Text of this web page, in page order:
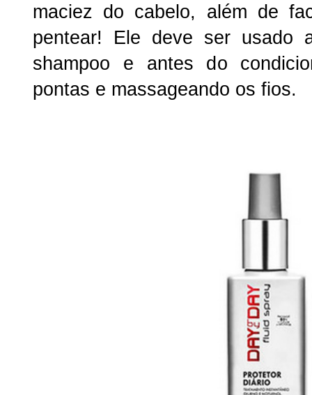
maciez do cabelo, além de
pentear! Ele deve ser usado
shampoo e antes do
pontas e massageando os fios.